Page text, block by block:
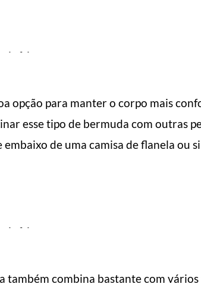
opção para manter o corpo mais
esse tipo de bermuda com outras
de uma camisa de flanela ou
também combina bastante com